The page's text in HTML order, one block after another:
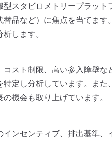
スタビロメトリープラッ
替品など）に焦点を当てま
します。
コスト制限、高い参入障壁
特定し分析しています。ま
機会も取り上げています。
インセンティブ、排出基準